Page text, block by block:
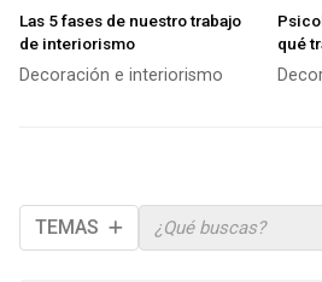
TEMAS
Las 5 fases de nuestro trabajo
de interiorismo
Decoración e interiorismo
qué
cómo